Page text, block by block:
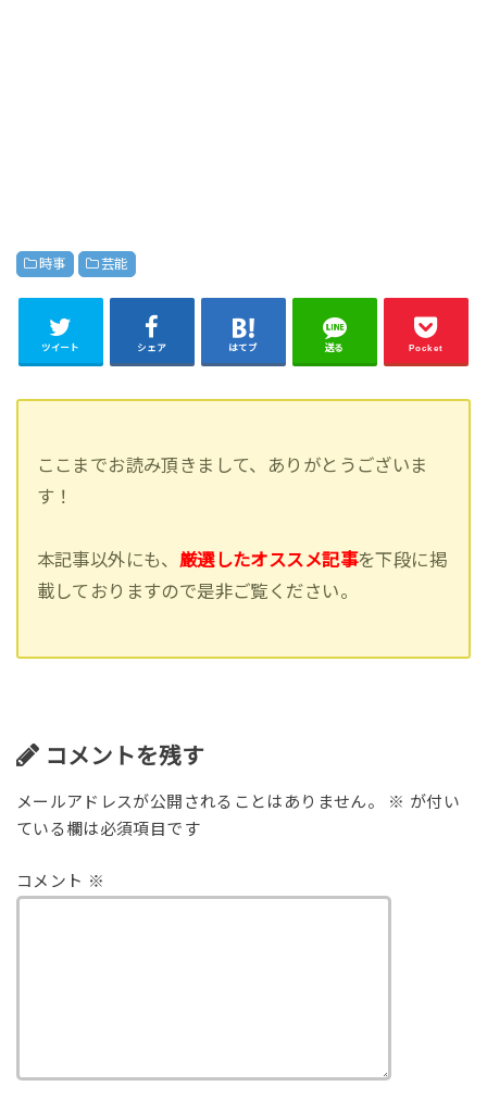
時事 芸能
ツイート シェア はてブ 送る Pocket
ここまでお読み頂きまして、ありがとうございま
す！
本記事以外にも、 厳選したオススメ記事を下段に掲
載しておりますので是非ご覧ください。
コメントを残す
メールアドレスが公開されることはありません。 ※ が付い
ている欄は必須項目です
コメント ※